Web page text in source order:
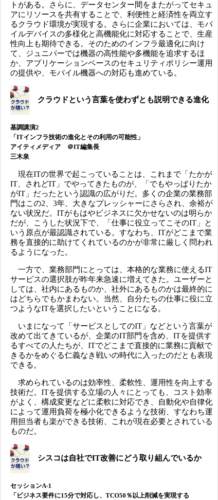
トがある。さらに、データセンター間をまたがってセキュ
アにリソースを共有することで、利便性と経済性を両立す
るクラウド環境が実現する。さらに企業においては、モバ
イルデバイスの多様化と高機能化に対応することで、生産
性向上も期待できる。そのためのインフラ最適化に向け
て、ジュニパーでは機器の高性能や多機能を追求するほ
か、アプリケーションベースのセキュリティポリシー運用
の提供や、モバイル機器への対応も進めている。
クラウドという言葉を使わずとも説明できる進化
基調講演2
「ITインフラ技術の進化とその利用の可能性」
アイティメディア ＠IT編集長
三木泉
現在ITの世界で起こっていることは、これまで「たかが
IT、されどIT」でやってきたものが、「でもやっぱりたか
がIT」だったという認識の広がりだ。多くの企業の業務部
門はこの2、3年、大きなプレッシャーにさらされ、余裕が
ない状況だ。ITがもはやビジネスに欠かせないのは明らか
だが、こうした状況下で、「仕事に役立ってこそのIT」と
いう原点が最認識されている。すなわち、ITがどこまで業
務を直接的に助けてくれているのかが非常に厳しく問われ
るようになった。
一方で、業務部門にとっては、本格的な業務に使えるIT
サービスの選択肢が昨年来急速に増えてきた。ユーザーと
しては、社内にあるものか、社外にあるものかは最終的に
はどちらでもかまわない。当然、自分たちの仕事に役に立
つようなITを選択したいということになる。
いまになって「サービスとしてのIT」などという言葉が
改めて出てきているが、企業のIT部門を含め、ITを提供す
るすべての人たちが、ITでどこまで直接的に業務に貢献で
きるかをめぐる仁義なき戦いの時代に入ったのだとも表現
できる。
求められているのは効率性、柔軟性、運用性を向上する
技術だ。ITを提供する立場の人々にとっても、コスト効率
がよく、構成変更などに柔軟に対応でき、自動化や自律化
によって運用負荷を極小化できるような技術、すなわち運
用担当者も楽ができる技術、これが現在必要とされている
ものだ。
シスコは自社でIT改善にどう取り組んでいるか
セッションA-1
「ビジネス要件に15分で対応し、TCO50％以上削減を実現する